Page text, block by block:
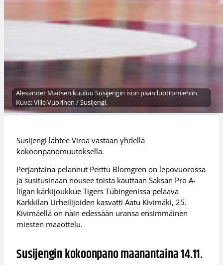
Alexander Madsen kuuluu Susijengin ison pään luottomiehiin.
Kuva: Ville Vuorinen / Susijengi.
Susijengi lähtee Viroa vastaan yhdellä
kokoonpanomuutoksella.
Perjantaina pelannut Perttu Blomgren on lepovuorossa
ja susitusinaan nousee toista kauttaan Saksan Pro A-
liigan kärkijoukkue Tigers Tübingenissa pelaava
Karkkilan Urheilijoiden kasvatti Aatu Kivimäki, 25.
Kivimäellä on näin edessään uransa ensimmäinen
miesten maaottelu.
Susijengin kokoonpano maanantaina 14.11.